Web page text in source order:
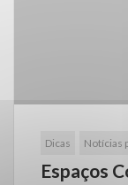
Dicas Notícias
Espaços